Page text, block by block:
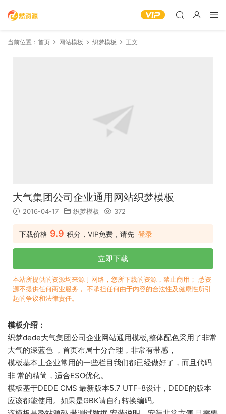
当前位置： 首页 网站模板 织梦模板 正文
大气集团公司企业通用网站织梦模板
2016-04-17 织梦模板 372
下载价格 9.9 积分，VIP免费，请先 登录
立即下载
本站所提供的资源均来源于网络，您所下载的资源，禁止商用； 愁资
源不提供任何商业服务， 不承担任何由于内容的合法性及健康性所引
起的争议和法律责任。
模板介绍：
织梦dede大气集团公司企业网站通用模板,整体配色采用了非常
大气的深蓝色 ，首页布局十分合理，非常有带感，
模板基本上企业常用的一些栏目我们都已经做好了，而且代码
非 常的精简，适合ESO优化。
模板基于DEDE CMS 最新版本5.7 UTF-8设计，DEDE的版本
应该都能使用。如果是GBK请自行转换编码。